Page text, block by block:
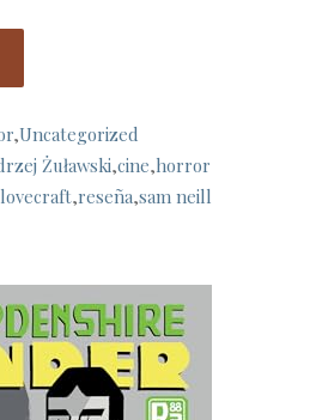
,Uncategorized
Żuławski,cine,horror
lovecraft,reseña,sam neill